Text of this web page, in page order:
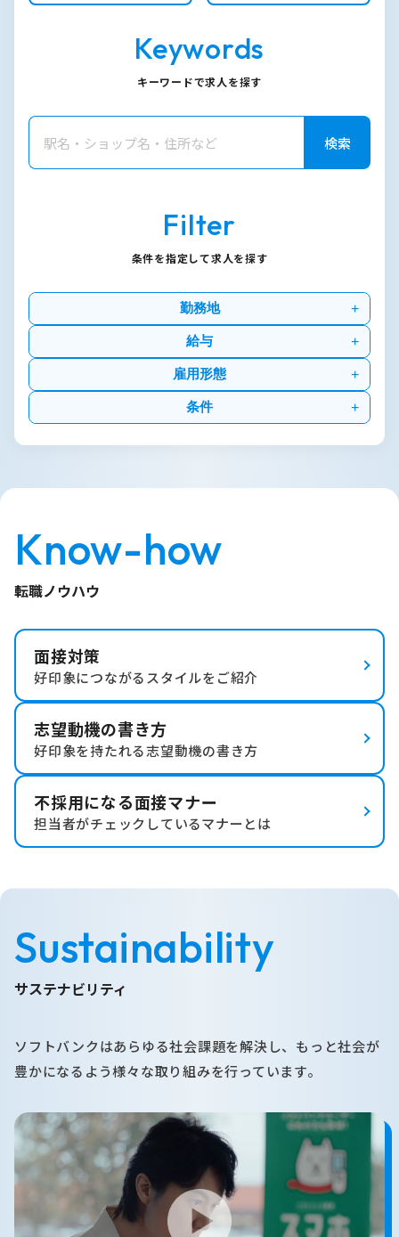
Keywords
キーワードで求人を探す
検索
Filter
条件を指定して求人を探す
勤務地
給与
雇用形態
条件
Know-how
転職ノウハウ
面接対策
好印象につながるスタイルをご紹介
志望動機の書き方
好印象を持たれる志望動機の書き方
不採用になる面接マナー
担当者がチェックしているマナーとは
Sustainability
サステナビリティ
ソフトバンクはあらゆる社会課題を解決し、もっと社会が
豊かになるよう様々な取り組みを行っています。